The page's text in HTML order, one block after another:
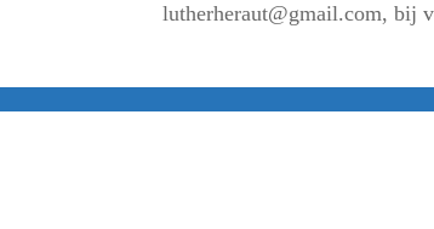
lutherheraut@gmail.com, bij